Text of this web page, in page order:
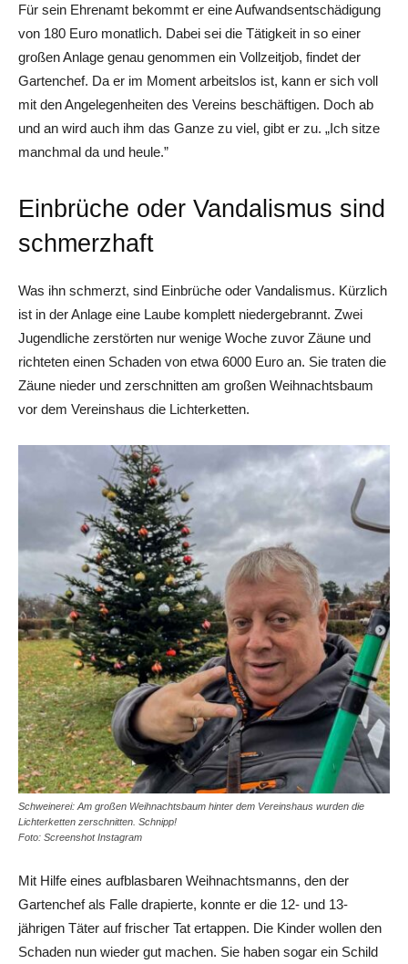
Für sein Ehrenamt bekommt er eine Aufwandsentschädigung
von 180 Euro monatlich. Dabei sei die Tätigkeit in so einer
großen Anlage genau genommen ein Vollzeitjob, findet der
Gartenchef. Da er im Moment arbeitslos ist, kann er sich voll
mit den Angelegenheiten des Vereins beschäftigen. Doch ab
und an wird auch ihm das Ganze zu viel, gibt er zu. „Ich sitze
manchmal da und heule.”
Einbrüche oder Vandalismus sind
schmerzhaft
Was ihn schmerzt, sind Einbrüche oder Vandalismus. Kürzlich
ist in der Anlage eine Laube komplett niedergebrannt. Zwei
Jugendliche zerstörten nur wenige Woche zuvor Zäune und
richteten einen Schaden von etwa 6000 Euro an. Sie traten die
Zäune nieder und zerschnitten am großen Weihnachtsbaum
vor dem Vereinshaus die Lichterketten.
Schweinerei: Am großen Weihnachtsbaum hinter dem Vereinshaus wurden die
Lichterketten zerschnitten. Schnipp!
Foto: Screenshot Instagram
Mit Hilfe eines aufblasbaren Weihnachtsmanns, den der
Gartenchef als Falle drapierte, konnte er die 12- und 13-
jährigen Täter auf frischer Tat ertappen. Die Kinder wollen den
Schaden nun wieder gut machen. Sie haben sogar ein Schild